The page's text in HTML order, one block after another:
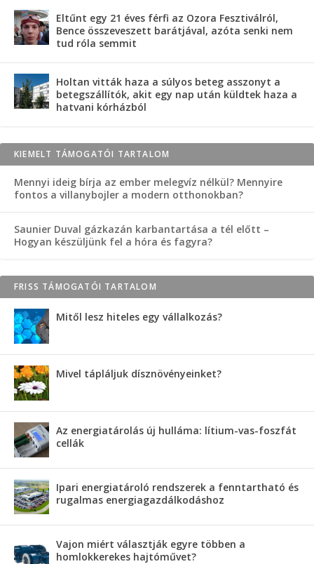
Eltűnt egy 21 éves férfi az Ozora Fesztiválról,
Bence összeveszett barátjával, azóta senki nem
tud róla semmit
Holtan vitták haza a súlyos beteg asszonyt a
betegszállítók, akit egy nap után küldtek haza a
hatvani kórházból
KIEMELT TÁMOGATÓI TARTALOM
Mennyi ideig bírja az ember melegvíz nélkül? Mennyire
fontos a villanybojler a modern otthonokban?
Saunier Duval gázkazán karbantartása a tél előtt –
Hogyan készüljünk fel a hóra és fagyra?
FRISS TÁMOGATÓI TARTALOM
Mitől lesz hiteles egy vállalkozás?
Mivel tápláljuk dísznövényeinket?
Az energiatárolás új hulláma: lítium-vas-foszfát
cellák
Ipari energiatároló rendszerek a fenntartható és
rugalmas energiagazdálkodáshoz
Vajon miért választják egyre többen a
homlokkerekes hajtóművet?